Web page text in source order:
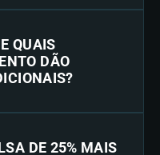
QUAIS
DÃO
DE 25% MAIS